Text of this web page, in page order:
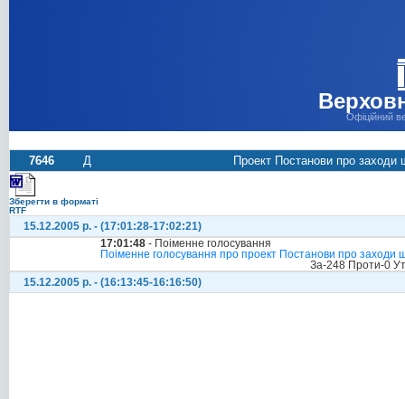
Офіційний
7646 Д Проект Постанови про заходи
Зберегти в форматі
RTF
15.12.2005 р. - (17:01:28-17:02:21)
17:01:48 - Поіменне голосування
Поіменне голосування про проект Постанови про заходи
За-248 Проти-0
15.12.2005 р. - (16:13:45-16:16:50)